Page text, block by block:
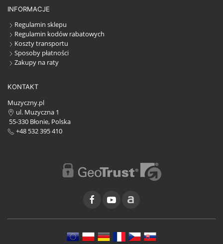
INFORMACJE
Regulamin sklepu
Regulamin kodów rabatowych
Koszty transportu
Sposoby płatności
Zakupy na raty
KONTAKT
Muzyczny.pl
ul. Muzyczna 1
55-330 Błonie, Polska
+48 532 395 410